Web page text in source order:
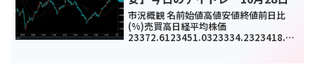
市況概観 名前始値高値安値終値前日比
(%)売買高日経平均株価
23372.6123451.0323334.2323418.51